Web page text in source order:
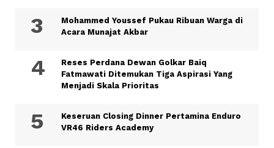
Mohammed Youssef Pukau Ribuan Warga di
Acara Munajat Akbar
Reses Perdana Dewan Golkar Baiq
Fatmawati Ditemukan Tiga Aspirasi Yang
Menjadi Skala Prioritas
Keseruan Closing Dinner Pertamina Enduro
VR46 Riders Academy